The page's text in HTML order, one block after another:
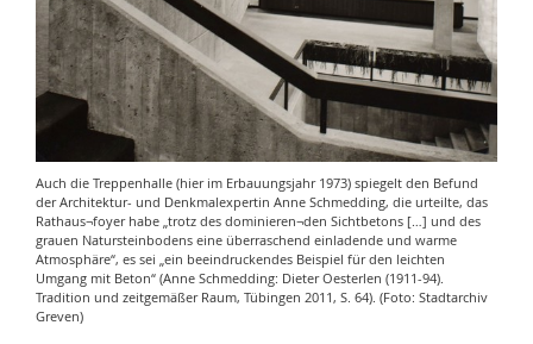
Auch die Treppenhalle (hier im Erbauungsjahr 1973) spiegelt den Befund
der Architektur- und Denkmalexpertin Anne Schmedding, die urteilte, das
Rathaus¬foyer habe „trotz des dominieren¬den Sichtbetons […] und des
grauen Natursteinbodens eine überraschend einladende und warme
Atmosphäre“, es sei „ein beeindruckendes Beispiel für den leichten
Umgang mit Beton“ (Anne Schmedding: Dieter Oesterlen (1911-94).
Tradition und zeitgemäßer Raum, Tübingen 2011, S. 64). (Foto: Stadtarchiv
Greven)